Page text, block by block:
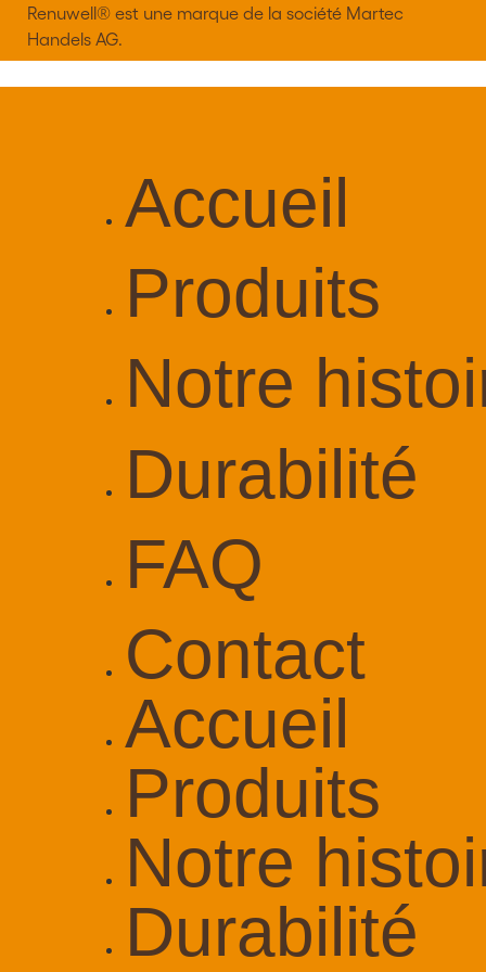
Renuwell®️ est une marque de la société Martec
Handels AG.
Accueil
Produits
Notre
Durabilité
FAQ
Contact
Accueil
Produits
Notre
Durabilité